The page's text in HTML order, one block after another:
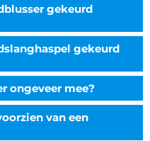
gekeurd
gekeurd
ongeveer mee?
van een